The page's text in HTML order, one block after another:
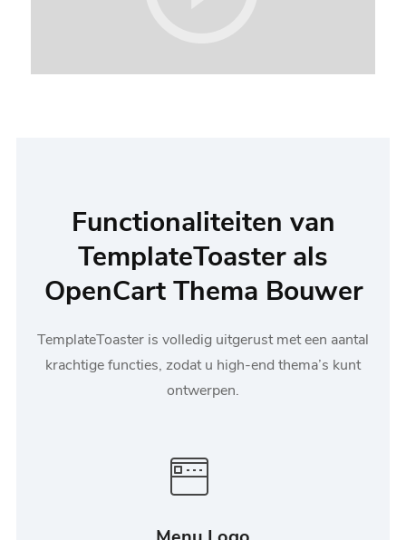
Functionaliteiten van
TemplateToaster als
OpenCart Thema Bouwer
TemplateToaster is volledig uitgerust met een aantal
krachtige functies, zodat u high-end thema’s kunt
ontwerpen.